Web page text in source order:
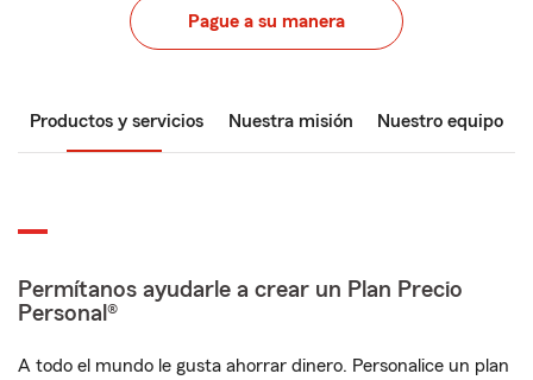
Pague a su manera
Productos y servicios Nuestra misión Nuestro equipo
Permítanos ayudarle a crear un Plan Precio
Personal®
A todo el mundo le gusta ahorrar dinero. Personalice un plan